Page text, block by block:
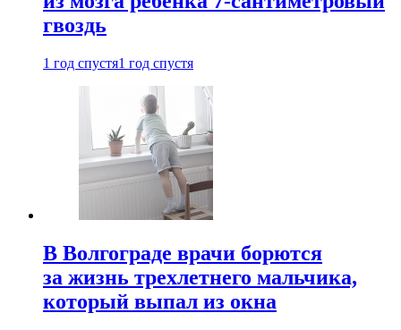
гвоздь
1 год спустя1 год спустя
В Волгограде врачи борются
за жизнь трехлетнего мальчика,
который выпал из окна